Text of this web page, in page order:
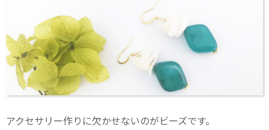
アクセサリー作りに欠かせないのがビーズです。